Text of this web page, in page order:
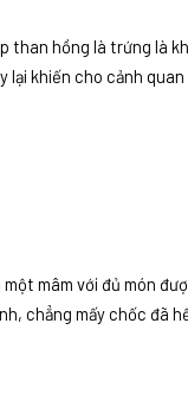
than hồng là trứng là
lại khiến cho cảnh
mâm với đủ món
chẳng mấy chốc đã